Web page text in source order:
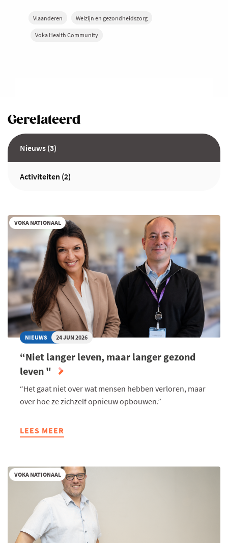
Vlaanderen Welzijn en gezondheidszorg
Voka Health Community
Gerelateerd
Nieuws (3)
Activiteiten (2)
VOKA NATIONAAL
NIEUWS 24 JUN 2026
“Niet langer leven, maar langer gezond
leven "
“Het gaat niet over wat mensen hebben verloren, maar
over hoe ze zichzelf opnieuw opbouwen.”
LEES MEER
ABOUT
LEVEN,
MAAR
GEZOND
LEVEN
"
VOKA NATIONAAL